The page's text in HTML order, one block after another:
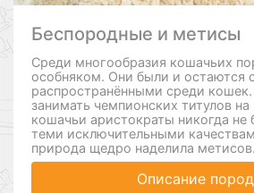
Беспородные и метисы
Среди многообразия кошачьих
особняком. Они были и остаются
распространёнными среди
занимать чемпионских титулов
кошачьи аристократы никогда не
теми исключительными
природа щедро наделила метисов.
Описание